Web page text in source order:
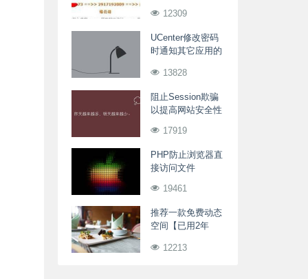
12309
UCenter修改密码
时通知其它应用的
法 13828
阻止Session欺骗
以提高网站安全性
17919
PHP防止浏览器直
接访问文件
19461
推荐一款免费动态
空间【已用2年
12213